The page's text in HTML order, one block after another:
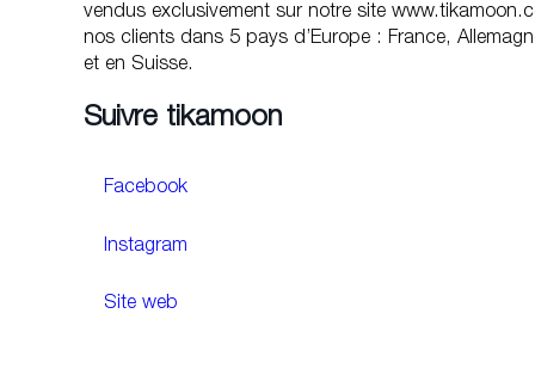
vendus exclusivement sur notre site
nos clients dans 5 pays d’Europe : France,
et en Suisse.
Suivre tikamoon
Facebook
Instagram
Site web